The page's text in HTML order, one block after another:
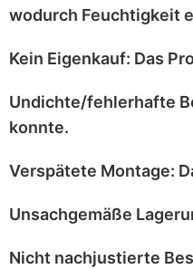
wodurch Feuchtigkeit
Kein Eigenkauf: Das
Undichte/fehlerhafte
konnte.
Verspätete Montage:
Unsachgemäße
Nicht nachjustierte